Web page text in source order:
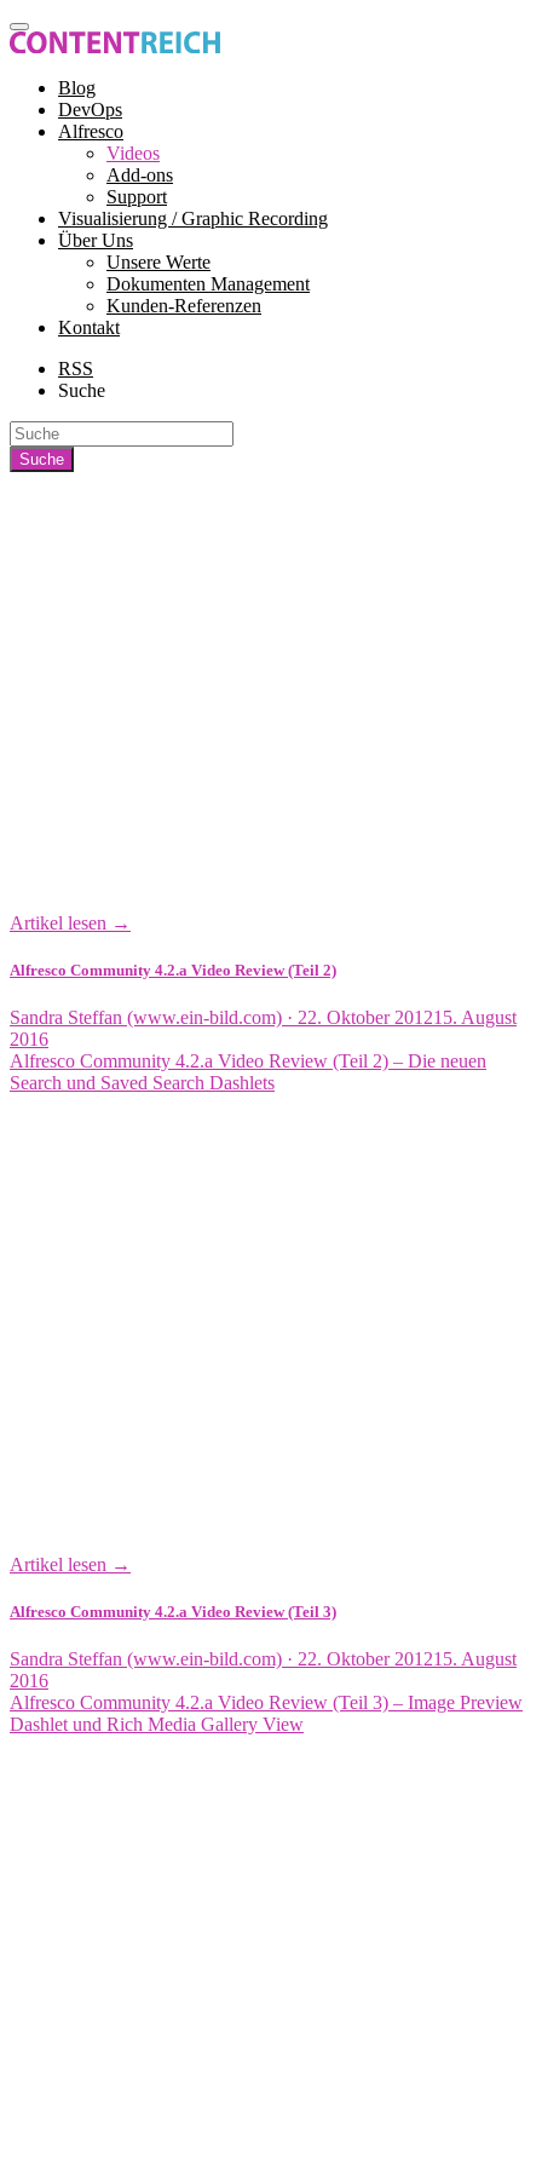
Blog
DevOps
Alfresco
Videos
Add-ons
Support
Visualisierung / Graphic Recording
Über Uns
Unsere Werte
Dokumenten Management
Kunden-Referenzen
Kontakt
RSS
Suche
Artikel lesen →
Alfresco Community 4.2.a Video Review (Teil 2)
Sandra Steffan (www.ein-bild.com) · Veröffentlicht
22. Oktober 201215. August
2016
Alfresco Community 4.2.a Video Review (Teil 2) – Die neuen
Search und Saved Search Dashlets
Artikel lesen →
Alfresco Community 4.2.a Video Review (Teil 3)
Sandra Steffan (www.ein-bild.com) · Veröffentlicht
22. Oktober 201215. August
2016
Alfresco Community 4.2.a Video Review (Teil 3) – Image Preview
Dashlet und Rich Media Gallery View